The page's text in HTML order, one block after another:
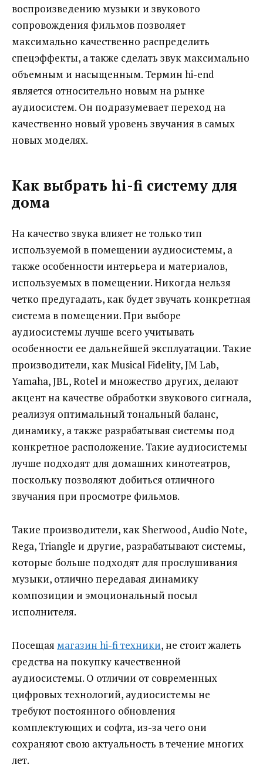
воспроизведению музыки и звукового
сопровождения фильмов позволяет
максимально качественно распределить
спецэффекты, а также сделать звук максимально
объемным и насыщенным. Термин hi-end
является относительно новым на рынке
аудиосистем. Он подразумевает переход на
качественно новый уровень звучания в самых
новых моделях.
Как выбрать hi-fi систему для
дома
На качество звука влияет не только тип
используемой в помещении аудиосистемы, а
также особенности интерьера и материалов,
используемых в помещении. Никогда нельзя
четко предугадать, как будет звучать конкретная
система в помещении. При выборе
аудиосистемы лучше всего учитывать
особенности ее дальнейшей эксплуатации. Такие
производители, как Musical Fidelity, JM Lab,
Yamaha, JBL, Rotel и множество других, делают
акцент на качестве обработки звукового сигнала,
реализуя оптимальный тональный баланс,
динамику, а также разрабатывая системы под
конкретное расположение. Такие аудиосистемы
лучше подходят для домашних кинотеатров,
поскольку позволяют добиться отличного
звучания при просмотре фильмов.
Такие производители, как Sherwood, Audio Note,
Rega, Triangle и другие, разрабатывают системы,
которые больше подходят для прослушивания
музыки, отлично передавая динамику
композиции и эмоциональный посыл
исполнителя.
Посещая магазин hi-fi техники, не стоит жалеть
средства на покупку качественной
аудиосистемы. О отличии от современных
цифровых технологий, аудиосистемы не
требуют постоянного обновления
комплектующих и софта, из-за чего они
сохраняют свою актуальность в течение многих
лет.